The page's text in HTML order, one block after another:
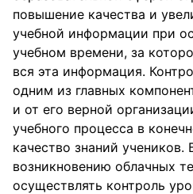
повышение качества и
учебной информации при
учебном времени, за
вся эта информация.
одним из главных
и от его верной
учебного процесса в
качество знаний учеников.
возникновению облачных
осуществлять контроль